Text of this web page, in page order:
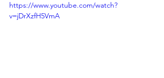
https://www.youtube.com/watch?
v=jDrXzfH5VmA